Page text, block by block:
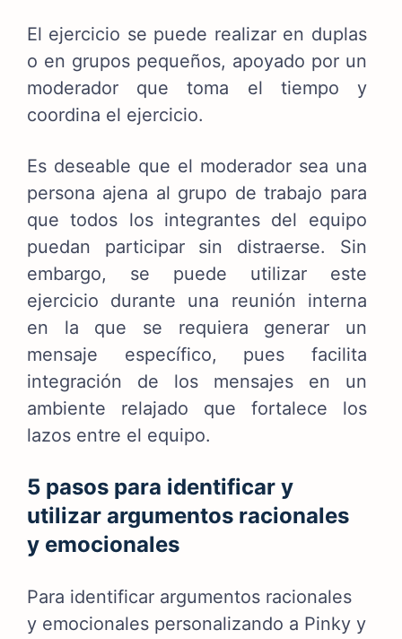
El ejercicio se puede realizar en duplas
o en grupos pequeños, apoyado por un
moderador que toma el tiempo y
coordina el ejercicio.
Es deseable que el moderador sea una
persona ajena al grupo de trabajo para
que todos los integrantes del equipo
puedan participar sin distraerse. Sin
embargo, se puede utilizar este
ejercicio durante una reunión interna
en la que se requiera generar un
mensaje específico, pues facilita
integración de los mensajes en un
ambiente relajado que fortalece los
lazos entre el equipo.
5 pasos para identificar y
utilizar argumentos racionales
y emocionales
Para identificar argumentos racionales
y emocionales personalizando a Pinky y